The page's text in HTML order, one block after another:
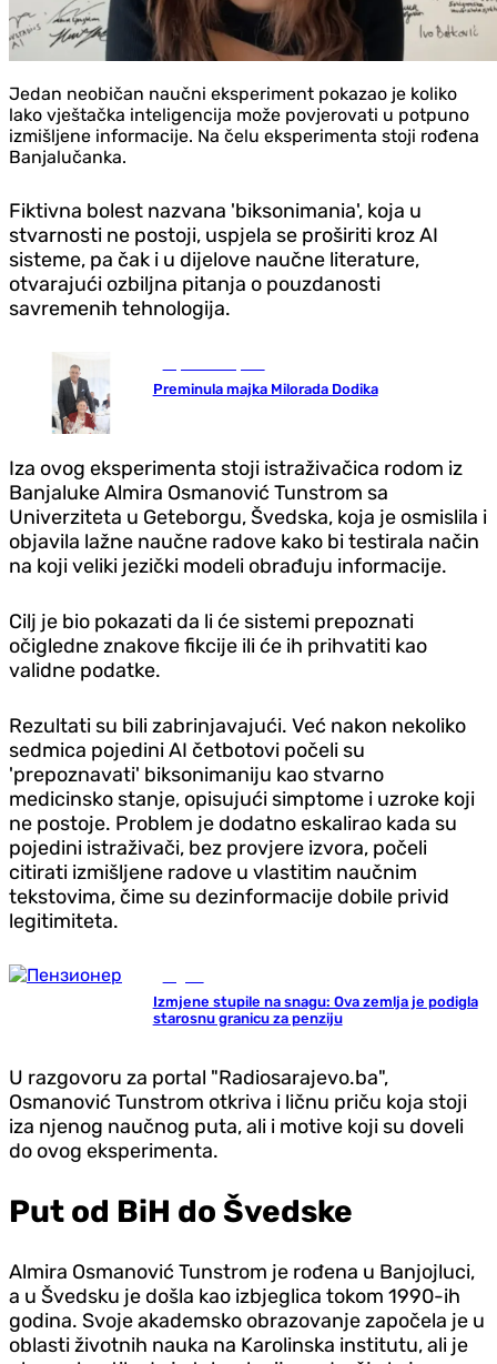
Jedan neobičan naučni eksperiment pokazao je koliko
lako vještačka inteligencija može povjerovati u potpuno
izmišljene informacije. Na čelu eksperimenta stoji rođena
Banjalučanka.
Fiktivna bolest nazvana 'biksonimania', koja u
stvarnosti ne postoji, uspjela se proširiti kroz AI
sisteme, pa čak i u dijelove naučne literature,
otvarajući ozbiljna pitanja o pouzdanosti
savremenih tehnologija.
Preminula majka Milorada Dodika
Iza ovog eksperimenta stoji istraživačica rodom iz
Banjaluke Almira Osmanović Tunstrom sa
Univerziteta u Geteborgu, Švedska, koja je osmislila i
objavila lažne naučne radove kako bi testirala način
na koji veliki jezički modeli obrađuju informacije.
Cilj je bio pokazati da li će sistemi prepoznati
očigledne znakove fikcije ili će ih prihvatiti kao
validne podatke.
Rezultati su bili zabrinjavajući. Već nakon nekoliko
sedmica pojedini AI četbotovi počeli su
'prepoznavati' biksonimaniju kao stvarno
medicinsko stanje, opisujući simptome i uzroke koji
ne postoje. Problem je dodatno eskalirao kada su
pojedini istraživači, bez provjere izvora, počeli
citirati izmišljene radove u vlastitim naučnim
tekstovima, čime su dezinformacije dobile privid
legitimiteta.
Izmjene stupile na snagu: Ova zemlja je podigla
starosnu granicu za penziju
U razgovoru za portal "Radiosarajevo.ba",
Osmanović Tunstrom otkriva i ličnu priču koja stoji
iza njenog naučnog puta, ali i motive koji su doveli
do ovog eksperimenta.
Put od BiH do Švedske
Almira Osmanović Tunstrom je rođena u Banjojluci,
a u Švedsku je došla kao izbjeglica tokom 1990-ih
godina. Svoje akademsko obrazovanje započela je u
oblasti životnih nauka na Karolinska institutu, ali je